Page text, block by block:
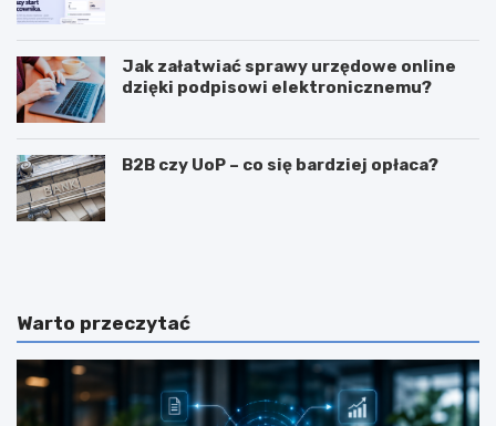
Jak załatwiać sprawy urzędowe online
dzięki podpisowi elektronicznemu?
B2B czy UoP – co się bardziej opłaca?
J
g
ę
z
a
J
c
e
c
h
Warto przeczytać